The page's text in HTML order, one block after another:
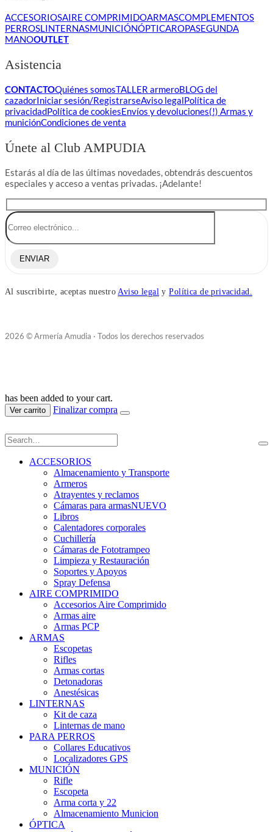
ACCESORIOSAIRE COMPRIMIDOARMASCOMPLEMENTOS
PERROSLINTERNASMUNICIÓNÓPTICAROPASEGUNDA
MANOOUTLET
Asistencia
CONTACTOQuiénes somosTALLER armeroBLOG del
cazadorIniciar sesión/RegistrarseAviso legalPolítica de
privacidadPolítica de cookiesEnvíos y devoluciones(!) Armas y
municiónCondiciones de venta
Únete al Club AMPUDIA
Estarás al día de las últimas novedades, obtendrás descuentos
especiales y acceso a ventas privadas. ¡Adelante!
ENVIAR
Al suscribirte, aceptas nuestro Aviso legal yPolítica de privacidad.
2026 © Armería Amudia · Todos los derechos reservados
has been added to your cart.
Ver carrito Finalizar compra
ACCESORIOS
Almacenamiento y Transporte
Armeros
Atrayentes y reclamos
Cámaras para armasNUEVO
Libros
Calentadores corporales
Cuchillería
Cámaras de Fototrampeo
Limpieza y Restauración
Soportes y Apoyos
Spray Defensa
AIRE COMPRIMIDO
Accesorios Aire Comprimido
Armas aire
Armas PCP
ARMAS
Escopetas
Rifles
Armas cortas
Detonadoras
Anestésicas
LINTERNAS
Kit de caza
Linternas de mano
PARA PERROS
Collares Educativos
Localizadores GPS
MUNICIÓN
Rifle
Escopeta
Arma corta y 22
Almacenamiento Municion
ÓPTICA